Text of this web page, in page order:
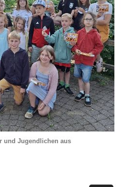
und Jugendlichen aus